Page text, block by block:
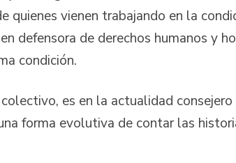
quienes vienen trabajando en la
defensora de derechos humanos y
condición.
es en la actualidad
forma evolutiva de contar las